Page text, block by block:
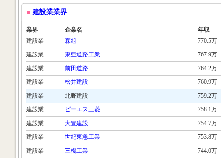
建設業業界
業界 企業名
年収
建設業
森組
770.5万
建設業
東亜道路工業
767.9万
建設業
前田道路
764.2万
建設業
松井建設
760.9万
建設業
北野建設
759.2万
建設業
ピーエス三菱
758.1万
建設業
大豊建設
754.7万
建設業
世紀東急工業
753.8万
建設業
三機工業
744.0万